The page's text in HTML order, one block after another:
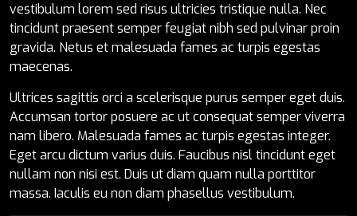
vestibulum lorem sed risus ultricies tristique nulla. Nec
tincidunt praesent semper feugiat nibh sed pulvinar proin
gravida. Netus et malesuada fames ac turpis egestas
maecenas.
Ultrices sagittis orci a scelerisque purus semper eget duis.
Accumsan tortor posuere ac ut consequat semper viverra
nam libero. Malesuada fames ac turpis egestas integer.
Eget arcu dictum varius duis. Faucibus nisl tincidunt eget
nullam non nisi est. Duis ut diam quam nulla porttitor
massa. Iaculis eu non diam phasellus vestibulum.